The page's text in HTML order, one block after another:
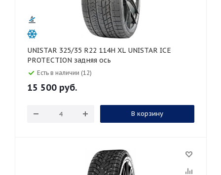
40 45 45
55 65 70
UNISTAR 325/35 R22 114H XL UNISTAR ICE
PROTECTION задняя ось
Есть в наличии (12)
15 500 руб.
В корзину